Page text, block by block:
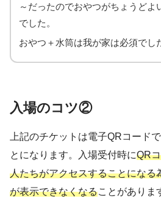
～だったのでおやつがちょうどよ
でした。
おやつ＋水筒は我が家は必須でし
入場のコツ②
上記のチケットは電子QRコード
とになります。入場受付時にQR
人たちがアクセスすることになる
が表示できなくなることがありま